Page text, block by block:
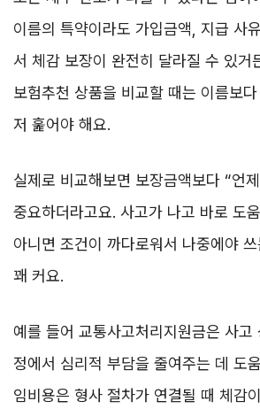
이름의 특약이라도 가입금액, 지급 사
서 체감 보장이 완전히 달라질 수 있거
보험추천 상품을 비교할 때는 이름보
저 훑어야 해요.
실제로 비교해보면 보장금액보다 “언
중요하더라고요. 사고가 나고 바로 도
아니면 조건이 까다로워서 나중에야
꽤 커요.
예를 들어 교통사고처리지원금은 사고
정에서 심리적 부담을 줄여주는 데 도
임비용은 형사 절차가 연결될 때 체감